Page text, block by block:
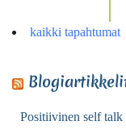
kaikki tapahtumat
Positiivinen self talk